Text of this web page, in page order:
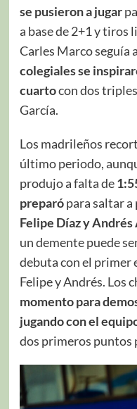
se pusieron a jugar
a base de 2+1 y tiros
Carles Marco seguía
colegiales se
cuartocon dos
García.
Los madrileños
último periodo,
produjo a falta de
preparópara saltar a
Felipe Díaz y Andrés
un demente puede
debuta con el primer
Felipe y Andrés. Los
momento para
jugando con el
dos primeros puntos